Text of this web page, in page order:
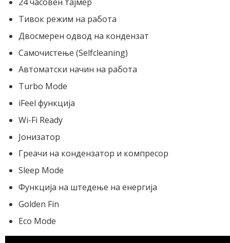
Тивок режим на работа
Двосмерен одвод на кондензат
Самочистење (Selfcleaning)
Автоматски начин на работа
Turbo Mode
iFeel функција
Wi-Fi Ready
Јонизатор
Греачи на кондензатор и компресор
Sleep Mode
Функција на штедење на енергија
Golden Fin
Eco Mode